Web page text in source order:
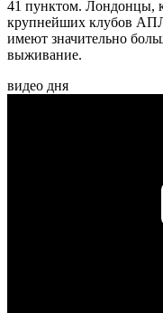
41 пунктом. Лондонцы,
крупнейших клубов АПЛ
имеют значительно
выживание.
видео дня